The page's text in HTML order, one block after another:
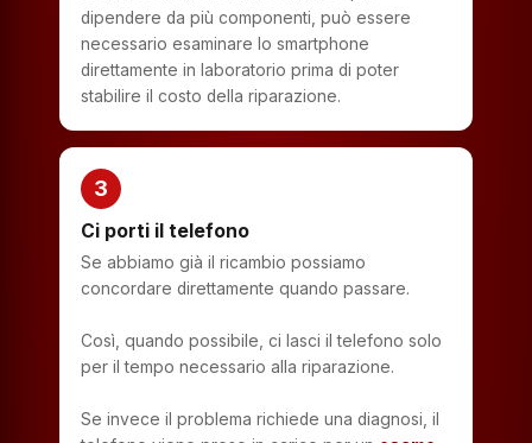
dipendere da più componenti, può essere
necessario esaminare lo smartphone
direttamente in laboratorio prima di poter
stabilire il costo della riparazione.
3
Ci porti il telefono
Se abbiamo già il ricambio possiamo
concordare direttamente quando passare.
Così, quando possibile, ci lasci il telefono solo
per il tempo necessario alla riparazione.
Se invece il problema richiede una diagnosi, il